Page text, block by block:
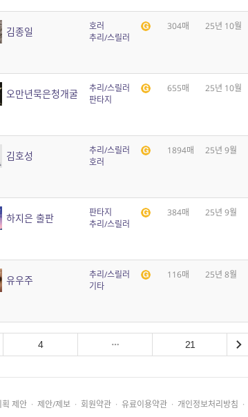
김종일
호러
추리/스릴러
304매 25년 10월
오만년묵은청개굴
추리/스릴러
판타지
655매 25년 10월
김호성
추리/스릴러
호러
1894매 25년 9월
하지은 출판
판타지
추리/스릴러
384매 25년 9월
유우주
추리/스릴러
기타
116매 25년 8월
4 21
획 제안 · 제안/제보 · 회원약관 · 유료이용약관 · 개인정보처리방침 ·